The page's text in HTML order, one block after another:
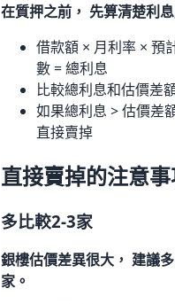
在質押之前， 先算清楚利息
借款額 × 月利率 × 預
數 = 總利息
比較總利息和估價差
如果總利息 > 估價差
直接賣掉
直接賣掉的注意
多比較2-3家
銀樓估價差異很大， 建議
家。